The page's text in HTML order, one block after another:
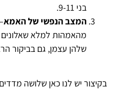
בני 9-11.
המצב הנפשי של האמא
מהאמהות למלא
שלהן עצמן, גם בביקור
בקיצור יש לנו כאן שלושה